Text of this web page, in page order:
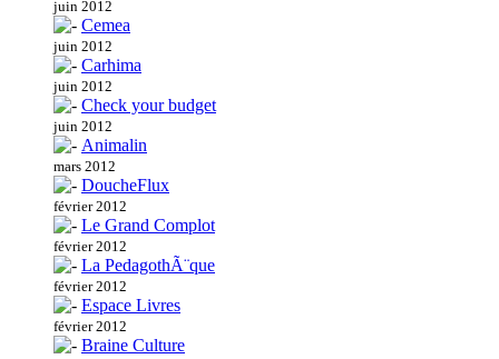
juin 2012
Cemea
juin 2012
Carhima
juin 2012
Check your budget
juin 2012
Animalin
mars 2012
DoucheFlux
février 2012
Le Grand Complot
février 2012
La PedagothÃ¨que
février 2012
Espace Livres
février 2012
Braine Culture